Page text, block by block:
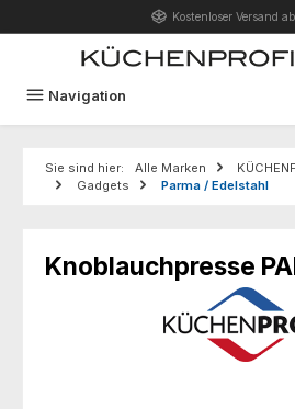
Zum Hauptinhalt springenKostenloser Versand
Navigation
Sie sind hier: Alle Marken
Gadgets
Parma / Edelstahl
Knoblauchpresse